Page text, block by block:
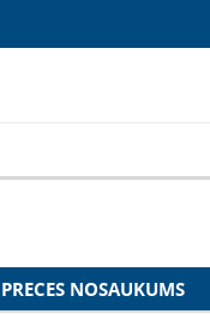
PRECES NOSAUKUMS